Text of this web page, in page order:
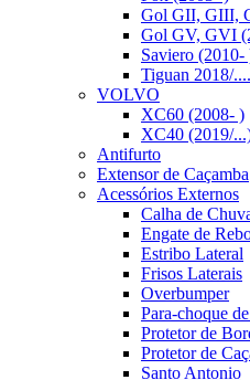
Gol GII, GIII,
Gol GV, GVI
Saviero (2010-
Tiguan 2018/....
VOLVO
XC60 (2008- )
XC40 (2019/
Antifurto
Extensor de Caçamba
Acessórios Externos
Calha de
Engate de
Estribo Lateral
Frisos Laterais
Overbumper
Para-choque
Protetor de
Protetor de
Santo Antonio